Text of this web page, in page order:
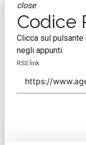
close
Codice
Clicca sul pulsante
negli appunti.
RSS link